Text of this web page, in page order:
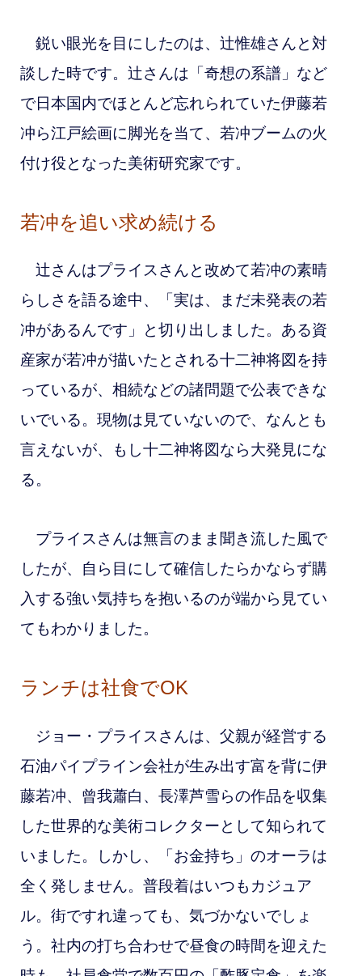
鋭い眼光を目にしたのは、辻惟雄さんと対
談した時です。辻さんは「奇想の系譜」など
で日本国内でほとんど忘れられていた伊藤若
冲ら江戸絵画に脚光を当て、若冲ブームの火
付け役となった美術研究家です。
若冲を追い求め続ける
辻さんはプライスさんと改めて若冲の素晴
らしさを語る途中、「実は、まだ未発表の若
冲があるんです」と切り出しました。ある資
産家が若冲が描いたとされる十二神将図を持
っているが、相続などの諸問題で公表できな
いでいる。現物は見ていないので、なんとも
言えないが、もし十二神将図なら大発見にな
る。
プライスさんは無言のまま聞き流した風で
したが、自ら目にして確信したらかならず購
入する強い気持ちを抱いるのが端から見てい
てもわかりました。
ランチは社食でOK
ジョー・プライスさんは、父親が経営する
石油パイプライン会社が生み出す富を背に伊
藤若冲、曾我蕭白、長澤芦雪らの作品を収集
した世界的な美術コレクターとして知られて
いました。しかし、「お金持ち」のオーラは
全く発しません。普段着はいつもカジュア
ル。街ですれ違っても、気づかないでしょ
う。社内の打ち合わせで昼食の時間を迎えた